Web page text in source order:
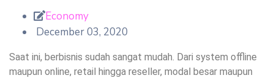
Economy
December 03, 2020
Saat ini, berbisnis sudah sangat mudah. Dari system offline
maupun online, retail hingga reseller, modal besar maupun